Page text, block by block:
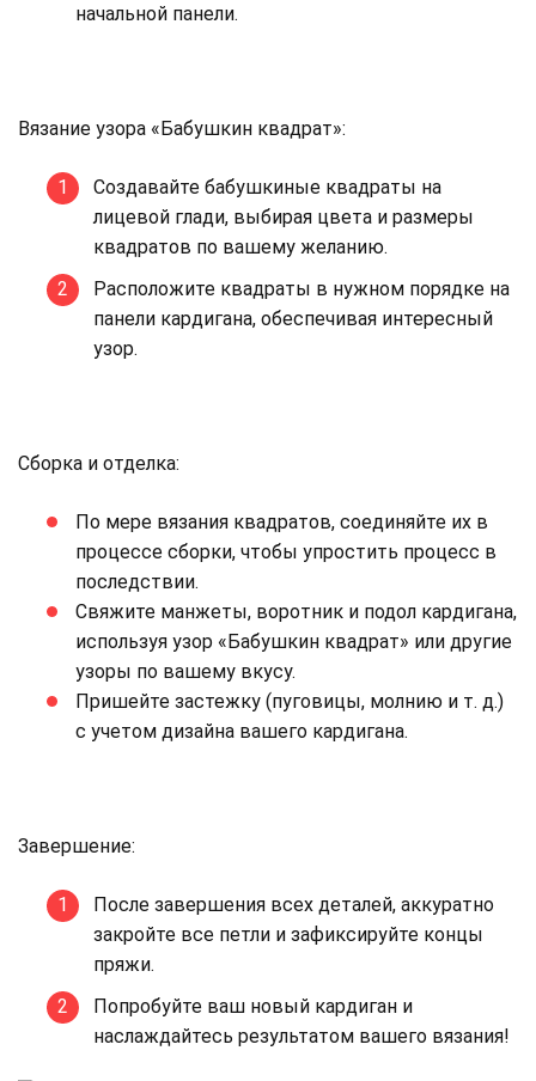
начальной панели.
Вязание узора «Бабушкин квадрат»:
Создавайте бабушкиные квадраты на
лицевой глади, выбирая цвета и размеры
квадратов по вашему желанию.
Расположите квадраты в нужном порядке на
панели кардигана, обеспечивая интересный
узор.
Сборка и отделка:
По мере вязания квадратов, соединяйте их в
процессе сборки, чтобы упростить процесс в
последствии.
Свяжите манжеты, воротник и подол кардигана,
используя узор «Бабушкин квадрат» или другие
узоры по вашему вкусу.
Пришейте застежку (пуговицы, молнию и т. д.)
с учетом дизайна вашего кардигана.
Завершение:
После завершения всех деталей, аккуратно
закройте все петли и зафиксируйте концы
пряжи.
Попробуйте ваш новый кардиган и
наслаждайтесь результатом вашего вязания!